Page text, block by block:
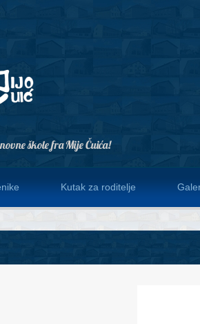
škole fra Mije Čuića!
Kutak za roditelje